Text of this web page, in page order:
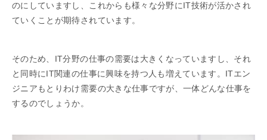
のにしていますし、これからも様々な分野にIT技術が活かされ
ていくことが期待されています。
そのため、IT分野の仕事の需要は大きくなっていますし、それ
と同時にIT関連の仕事に興味を持つ人も増えています。ITエン
ジニアもとりわけ需要の大きな仕事ですが、一体どんな仕事を
するのでしょうか。